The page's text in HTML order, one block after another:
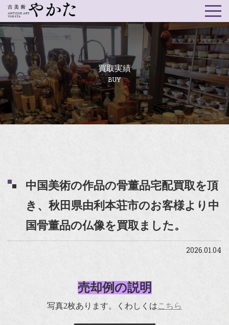
買取実績
BUY
中国美術の作品の骨董品宅配買取を頂
き、秋田県由利本荘市のお客様より中
国骨董品の仏像を買取ました。
2026.01.04
売却例の説明
写真2枚あります。くわしくはこちら